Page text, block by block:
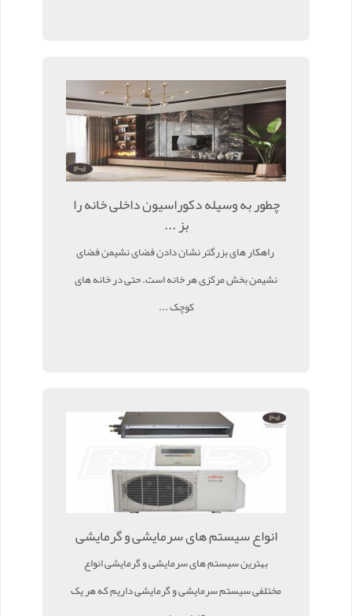
چطور به وسیله دکوراسیون داخلی خانه را
بز ...
راهکار های بزرگتر نشان دادن فضای نشیمن فضای
نشیمن بخش مرکزی هر خانه است. حتی در خانه های
کوچک ...
انواع سیستم های سرمایشی و گرمایشی
بهترین سیستم های سرمایشی و گرمایشی انواع
مختلفی سیستم سرمایشی و گرمایشی داریم که هر یک